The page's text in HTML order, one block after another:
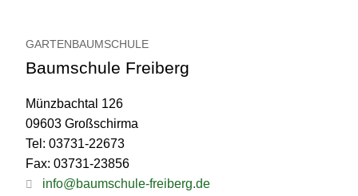
GARTENBAUMSCHULE
Baumschule Freiberg
Münzbachtal 126
09603 Großschirma
Tel: 03731-22673
Fax: 03731-23856
info@baumschule-freiberg.de